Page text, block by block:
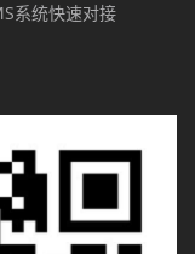
系统快速对接